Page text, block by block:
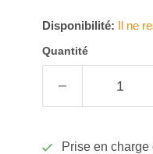
Disponibilité: Il ne
Quantité
Prise en